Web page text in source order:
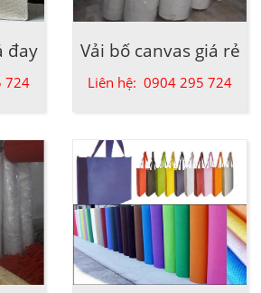
đay
724
Vải bố canvas giá rẻ
Liên hệ: 0904 295 724